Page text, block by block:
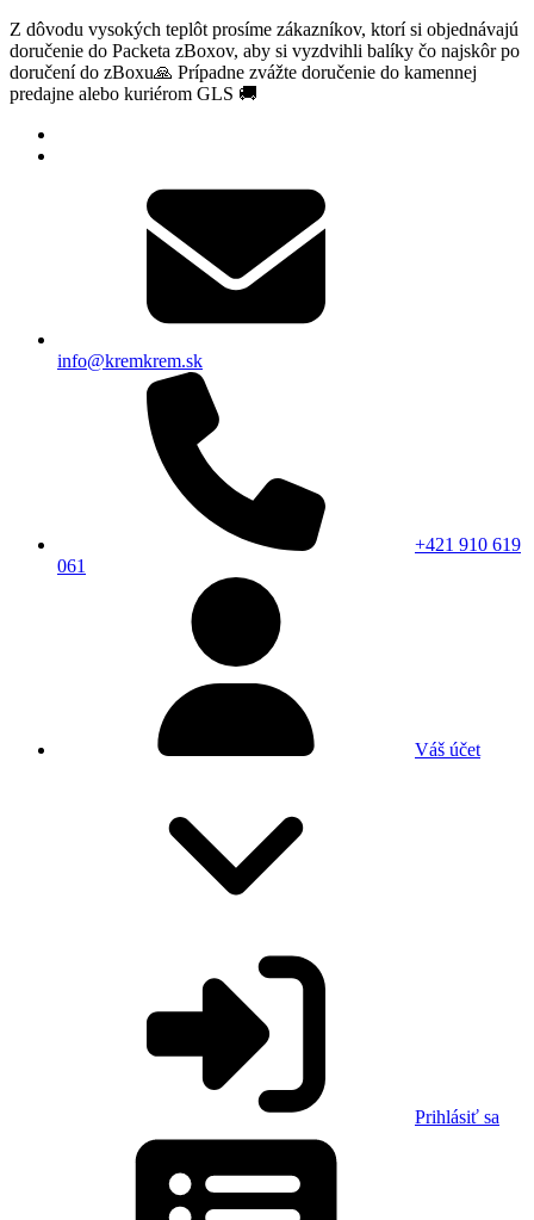
Z dôvodu vysokých teplôt prosíme zákazníkov, ktorí si objednávajú
doručenie do Packeta zBoxov, aby si vyzdvihli balíky čo najskôr po
doručení do zBoxu🙏 Prípadne zvážte doručenie do kamennej
predajne alebo kuriérom GLS 🚚
info@kremkrem.sk
+421 910 619
061
Váš účet
Prihlásiť sa